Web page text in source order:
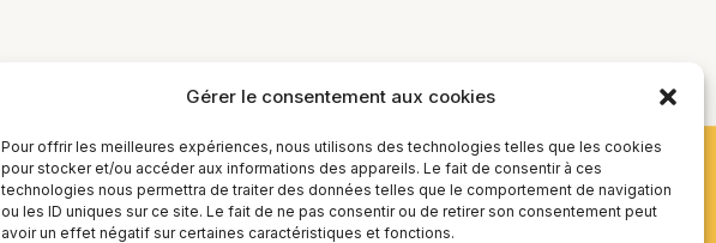
Gérer le consentement aux cookies
Pour offrir les meilleures expériences, nous utilisons des technologies telles que les cookies
pour stocker et/ou accéder aux informations des appareils. Le fait de consentir à ces
technologies nous permettra de traiter des données telles que le comportement de navigation
ou les ID uniques sur ce site. Le fait de ne pas consentir ou de retirer son consentement peut
avoir un effet négatif sur certaines caractéristiques et fonctions.